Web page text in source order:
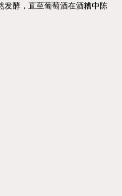
发酵，直至葡萄酒在酒糟中陈